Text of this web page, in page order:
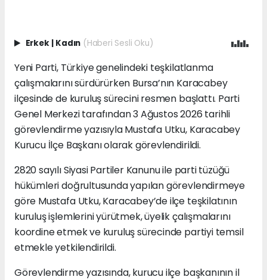
Erkek | Kadın (Haberi Sesli Oku)
Yeni Parti, Türkiye genelindeki teşkilatlanma
çalışmalarını sürdürürken Bursa’nın Karacabey
ilçesinde de kuruluş sürecini resmen başlattı. Parti
Genel Merkezi tarafından 3 Ağustos 2026 tarihli
görevlendirme yazısıyla Mustafa Utku, Karacabey
Kurucu İlçe Başkanı olarak görevlendirildi.
2820 sayılı Siyasi Partiler Kanunu ile parti tüzüğü
hükümleri doğrultusunda yapılan görevlendirmeye
göre Mustafa Utku, Karacabey’de ilçe teşkilatının
kuruluş işlemlerini yürütmek, üyelik çalışmalarını
koordine etmek ve kuruluş sürecinde partiyi temsil
etmekle yetkilendirildi.
Görevlendirme yazısında, kurucu ilçe başkanının il